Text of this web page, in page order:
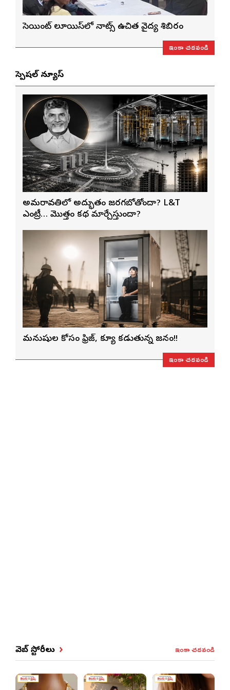
సెయింట్ లూయిస్‌లో నాట్స్ ఉచిత వైద్య శిబిరం
ఇంకా చదవండి
స్పెషల్ న్యూస్
అమరావతిలో అద్భుతం జరగబోతోందా? L&T
ఎంట్రీ… మొత్తం కథ మార్చేస్తుందా?
మనుషుల కోసం ఫ్రిజ్, క్యూ కడుతున్న జనం!!
ఇంకా చదవండి
వెబ్ స్టోరీలు ఇంకా చదవండి